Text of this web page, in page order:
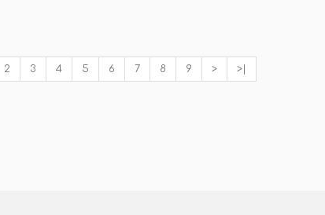
2 3 4 5 6 7 8 9 > >|